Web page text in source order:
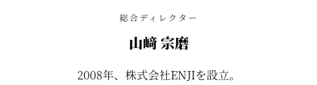
総合ディレクター
山﨑 宗磨
2008年、株式会社ENJIを設立。